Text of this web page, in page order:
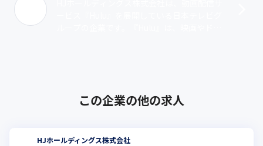
この企業の他の求人
HJホールディングス株式会社